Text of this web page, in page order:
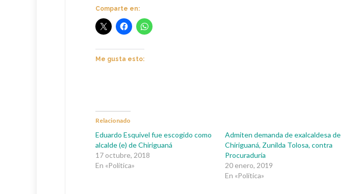
Comparte en:
Me gusta esto:
Relacionado
Eduardo Esquivel fue escogido como
alcalde (e) de Chiriguaná
17 octubre, 2018
En «Política»
Admiten demanda de exalcaldesa de
Chiriguaná, Zunilda Tolosa, contra
Procuraduría
20 enero, 2019
En «Política»